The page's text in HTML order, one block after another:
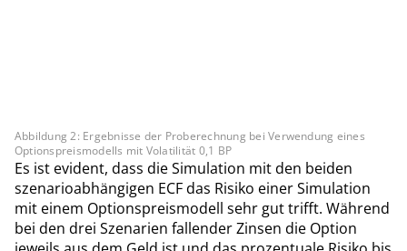
Abbildung 2: Ergebnisse der Proberechnung bei Verwendung eines
Optionspreismodells mit Volatilität 0,1 BP
Es ist evident, dass die Simulation mit den beiden
szenarioabhängigen ECF das Risiko einer Simulation
mit einem Optionspreismodell sehr gut trifft. Während
bei den drei Szenarien fallender Zinsen die Option